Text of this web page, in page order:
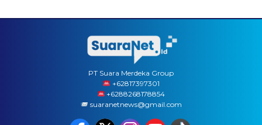
PT Suara Merdeka Group
‪+62817397301
+6288268178854
suaranetnews@gmail.com